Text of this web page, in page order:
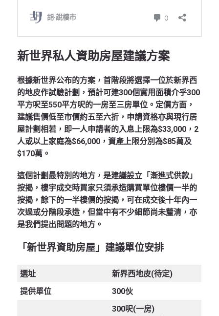
新世界私人資助房屋建議方案
根據新世界公布的方案，首階段將選擇一位於新界西
的地皮作試驗計劃，預計可建300個實用面積介乎300
平方呎至550平方呎的一房至三房單位。定價方面，
建議售價低至市價約五至六折，申請資格亦與現行居
屋計劃相若，即一人申請者的入息上限為$33,000，2
人或以上家庭為$66,000，資產上限分別為$85萬及
$170萬。
這個計劃最特別的地方，是建議設立「漸進式供款」
按揭，樓宇成交時買家只須承造購買單位樓價一半的
按揭，餘下的一半樓價的按揭，可在成交後十年內一
次過或分階段承造，但當中有不少細節尚未釐清，亦
是我們提出問題的地方。
「新世界資助房屋」建議單位安排
選址
新界西地皮(待定)
提供單位
300伙
300呎(一房)